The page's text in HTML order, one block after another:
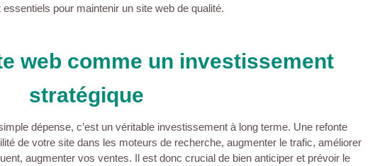
pour maintenir un site web de qualité.
web comme un investissement
stratégique
dépense, c’est un véritable investissement à long terme. Une refonte
de votre site dans les moteurs de recherche, augmenter le trafic, améliorer
augmenter vos ventes. Il est donc crucial de bien anticiper et prévoir le